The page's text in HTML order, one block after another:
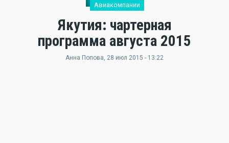
Авиакомпании
Якутия: чартерная
программа августа 2015
Анна Попова , 28 июл 2015 - 13:22